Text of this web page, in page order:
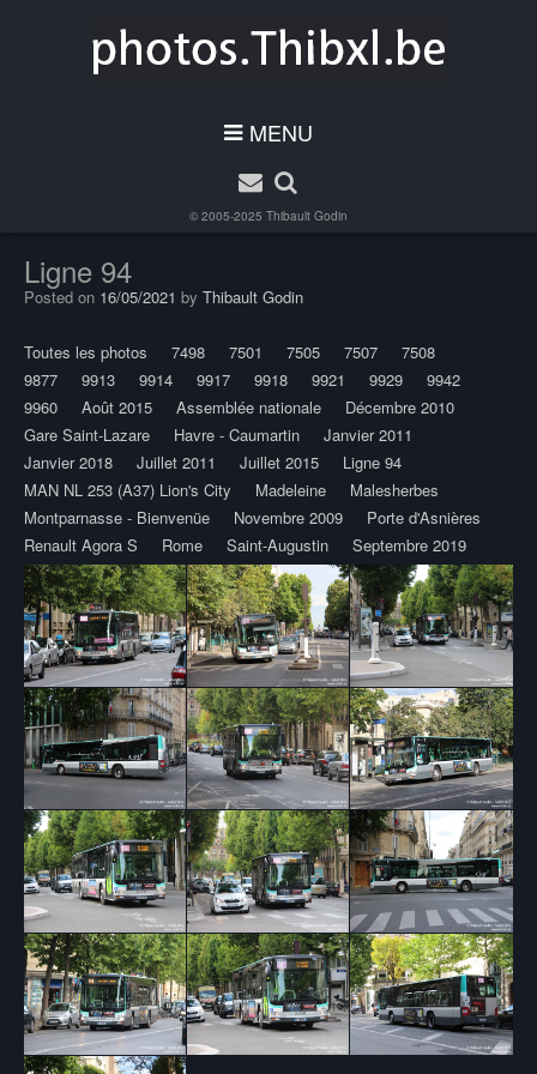
MENU
© 2005-2025 Thibault Godin
Ligne 94
Posted on 16/05/2021 by Thibault Godin
Toutes les photos 7498 7501 7505 7507
7508
9877
9913 9914 9917 9918 9921 9929
9942
9960
Août 2015 Assemblée nationale
Décembre 2010
Gare Saint-Lazare
Havre - Caumartin
Janvier 2011
Janvier 2018
Juillet 2011 Juillet 2015
Ligne 94
MAN NL 253 (A37) Lion's City
Madeleine
Malesherbes
Montparnasse - Bienvenüe
Novembre 2009
Porte d'Asnières
Renault Agora S
Rome Saint-Augustin Septembre 2019